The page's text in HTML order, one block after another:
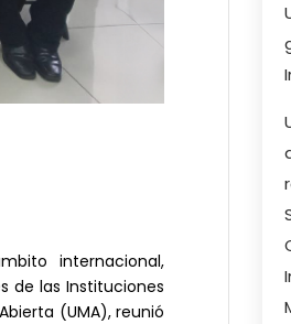
internacional,
de las Instituciones
(UMA), reunió